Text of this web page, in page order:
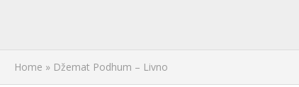
Home » Džemat Podhum – Livno